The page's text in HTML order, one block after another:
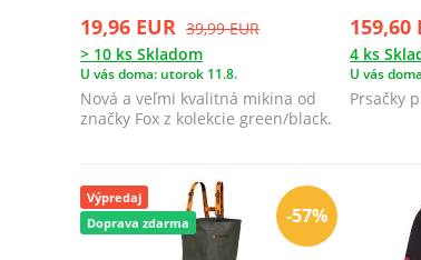
19,96 EUR 39,99 EUR
> 10 ks Skladom
U vás doma: utorok 11.8.
Nová a veľmi kvalitná mikina od
značky Fox z kolekcie green/black.
159,60
4 ks
U vás
Prsačky
-57%
Výpredaj
Doprava zdarma